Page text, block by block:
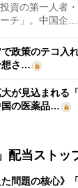
資の第一人者
チ」。中国企…
で政策のテコ
想さ…
が見込まれる
の医薬品…
配当ストッ
た問題の核心》